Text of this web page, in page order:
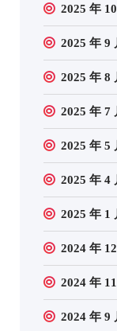
2025 年 10
2025 年 9
2025 年 8
2025 年 7
2025 年 5
2025 年 4
2025 年 1
2024 年 12
2024 年 11
2024 年 9